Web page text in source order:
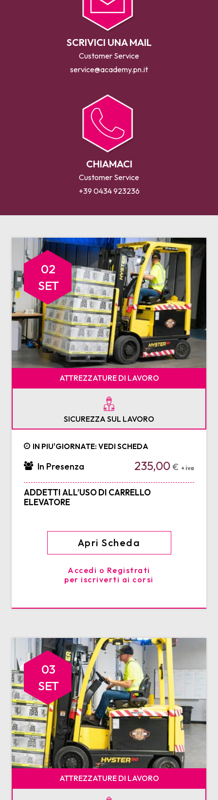
SCRIVICI UNA MAIL
Customer Service
service@academy.pn.it
CHIAMACI
Customer Service
+39 0434 923236
02
SET
ATTREZZATURE DI LAVORO
SICUREZZA SUL LAVORO
IN PIU'GIORNATE: VEDI SCHEDA
235,00€ + iva
In Presenza
ADDETTI ALL’USO DI CARRELLO
ELEVATORE
Apri Scheda
Accedi o Registrati
per iscriverti ai corsi
03
SET
ATTREZZATURE DI LAVORO